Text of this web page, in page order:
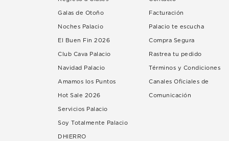
Galas de Otoño
Noches Palacio
El Buen Fin 2026
Club Cava Palacio
Navidad Palacio
Amamos los Puntos
Hot Sale 2026
Servicios Palacio
Soy Totalmente Palacio
DHIERRO
Facturación
Palacio te escucha
Compra Segura
Rastrea tu pedido
Términos y Condiciones
Canales Oficiales de
Comunicación